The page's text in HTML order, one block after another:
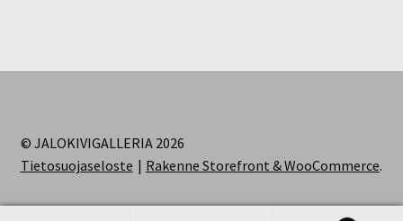
© JALOKIVIGALLERIA 2026
Tietosuojaseloste
Rakenne Storefront & WooCommerce.